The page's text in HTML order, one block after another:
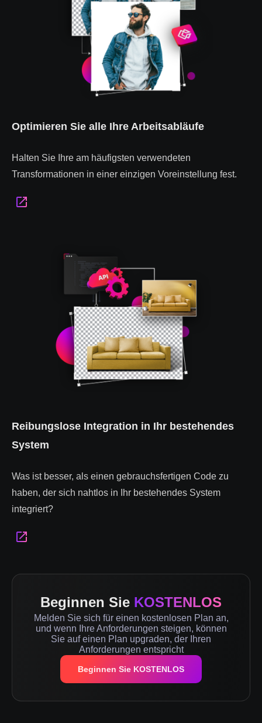
Optimieren Sie alle Ihre Arbeitsabläufe
Halten Sie Ihre am häufigsten verwendeten
Transformationen in einer einzigen Voreinstellung fest.
Reibungslose Integration in Ihr bestehendes
System
Was ist besser, als einen gebrauchsfertigen Code zu
haben, der sich nahtlos in Ihr bestehendes System
integriert?
Beginnen Sie KOSTENLOS
Melden Sie sich für einen kostenlosen Plan an,
und wenn Ihre Anforderungen steigen, können
Sie auf einen Plan upgraden, der Ihren
Anforderungen entspricht
Beginnen Sie KOSTENLOS